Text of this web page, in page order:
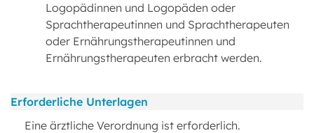
Logopädinnen und Logopäden oder
Sprachtherapeutinnen und Sprachtherapeuten
oder Ernährungstherapeutinnen und
Ernährungstherapeuten erbracht werden.
Erforderliche Unterlagen
Eine ärztliche Verordnung ist erforderlich.